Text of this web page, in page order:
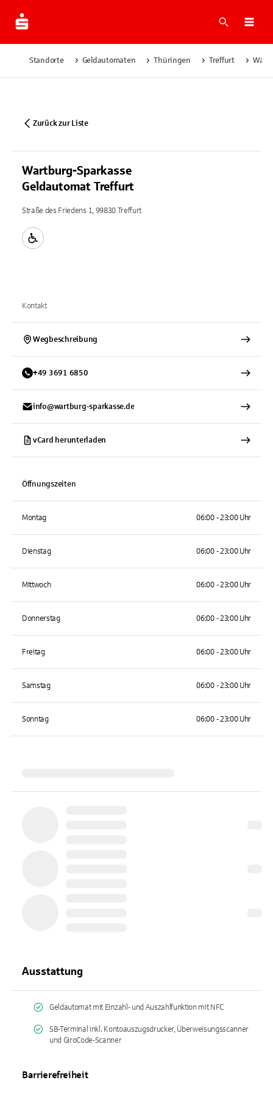
Suche
Standorte Geldautomaten Thüringen Treffurt
Zurück zur Liste
Wartburg-Sparkasse
Geldautomat Treffurt
Straße des Friedens 1, 99830 Treffurt
Kontakt
Wegbeschreibung
+49 3691 6850
info@wartburg-sparkasse.de
vCard herunterladen
Öffnungszeiten
Montag 06:00 - 23:00 Uhr
Dienstag 06:00 - 23:00 Uhr
Mittwoch 06:00 - 23:00 Uhr
Donnerstag 06:00 - 23:00 Uhr
Freitag 06:00 - 23:00 Uhr
Samstag 06:00 - 23:00 Uhr
Sonntag 06:00 - 23:00 Uhr
Ausstattung
Geldautomat mit Einzahl- und Auszahlfunktion mit NFC
SB-Terminal inkl. Kontoauszugsdrucker, Überweisungsscanner
und GiroCode-Scanner
Barrierefreiheit